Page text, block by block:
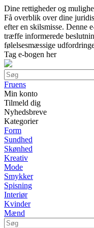
Dine rettigheder og
Få overblik over dine
efter en skilsmisse. Denne
træffe informerede
følelsesmæssige
Tag e-bogen her
Fruens
Min konto
Tilmeld dig
Nyhedsbreve
Kategorier
Form
Sundhed
Skønhed
Kreativ
Mode
Smykker
Spisning
Interiør
Kvinder
Mænd